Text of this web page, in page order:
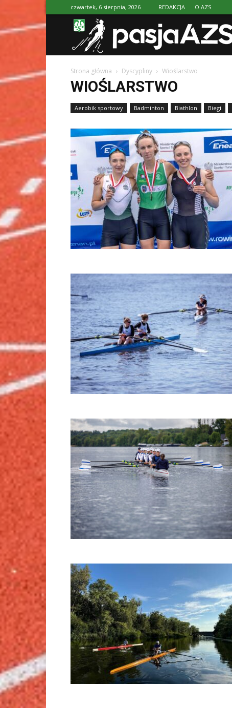
czwartek, 6 sierpnia, 2026 REDAKCJA O AZS
Strona główna Dyscypliny Wioślarstwo
WIOŚLARSTWO
Aerobik sportowy Badminton Biathlon Biegi